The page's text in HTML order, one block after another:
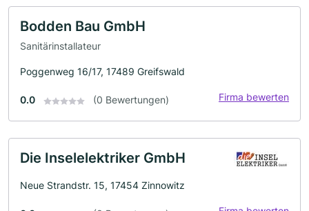
Bodden Bau GmbH
Sanitärinstallateur
Poggenweg 16/17, 17489 Greifswald
0.0 (0 Bewertungen) Firma bewerten
Die Inselelektriker GmbH
Neue Strandstr. 15, 17454 Zinnowitz